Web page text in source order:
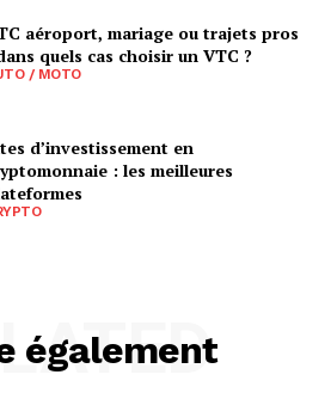
aéroport, mariage ou trajets pros
quels cas choisir un VTC ?
/ MOTO
d’investissement en
: les meilleures
également